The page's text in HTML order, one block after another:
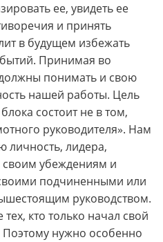
ее, увидеть ее
и принять
в будущем избежать
Принимая во
понимать и свою
нашей работы. Цель
состоит не в том,
руководителя». Нам
личность, лидера,
своим убеждениям и
подчиненными или
руководством.
тех, кто только начал свой
нужно особенно